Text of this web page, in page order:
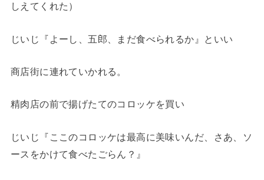
しえてくれた）
じいじ『よーし、五郎、まだ食べられるか』といい
商店街に連れていかれる。
精肉店の前で揚げたてのコロッケを買い
じいじ『ここのコロッケは最高に美味いんだ、さあ、ソ
ースをかけて食べたごらん？』